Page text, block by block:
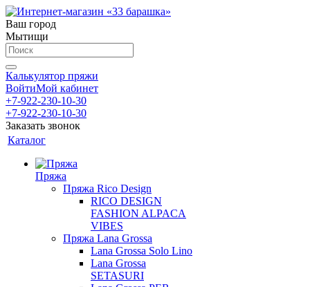
Ваш город
Мытищи
Калькулятор пряжи
ВойтиМой кабинет
+7-922-230-10-30
+7-922-230-10-30
Заказать звонок
Каталог
Пряжа
Пряжа Rico Design
RICO DESIGN
FASHION ALPACA
VIBES
Пряжа Lana Grossa
Lana Grossa Solo Lino
Lana Grossa
SETASURI